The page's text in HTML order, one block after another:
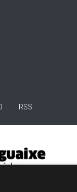
RSS